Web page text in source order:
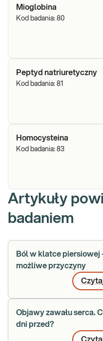
Mioglobina
Kod badania: 80
Peptyd natriuretyczny
Kod badania: 81
Homocysteina
Kod badania: 83
Artykuły
badaniem
Ból w klatce piersiowej
możliwe przyczyny
Objawy zawału serca.
dni przed?